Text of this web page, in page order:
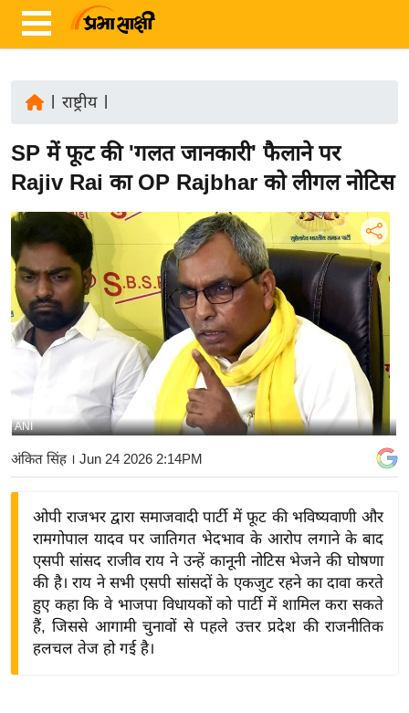
ज़ा
ख
र
रा
ष्ट्री
य
अं
त
य
बि
ज़
द्यो
राष्ट्रीय|
SP में फूट की 'गलत जानकारी' फैलाने पर
Rajiv Rai का OP Rajbhar को लीगल नोटिस
ANI
अंकित सिंह। Jun 24 2026 2:14PM
ओपी राजभर द्वारा समाजवादी पार्टी में फूट की भविष्यवाणी और
रामगोपाल यादव पर जातिगत भेदभाव के आरोप लगाने के बाद
एसपी सांसद राजीव राय ने उन्हें कानूनी नोटिस भेजने की घोषणा
की है। राय ने सभी एसपी सांसदों के एकजुट रहने का दावा करते
हुए कहा कि वे भाजपा विधायकों को पार्टी में शामिल करा सकते
हैं, जिससे आगामी चुनावों से पहले उत्तर प्रदेश की राजनीतिक
हलचल तेज हो गई है।